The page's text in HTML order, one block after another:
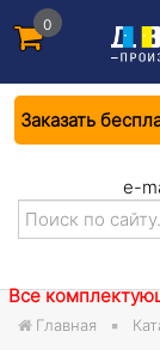
0
Заказать
e-
Все
Главная